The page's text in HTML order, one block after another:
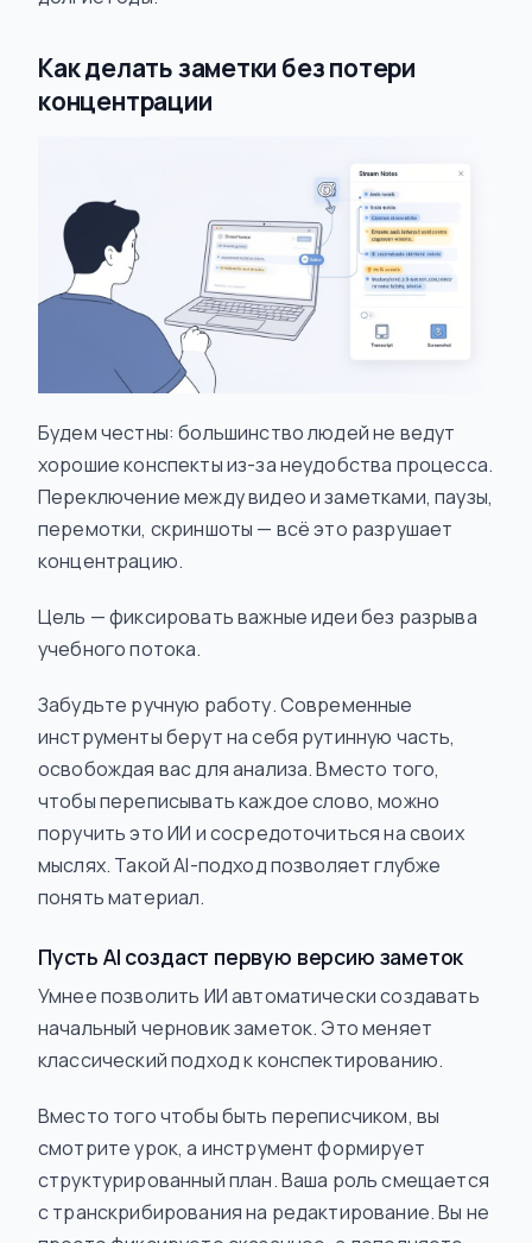
Как делать заметки без потери
концентрации
Будем честны: большинство людей не ведут
хорошие конспекты из-за неудобства процесса.
Переключение между видео и заметками, паузы,
перемотки, скриншоты — всё это разрушает
концентрацию.
Цель — фиксировать важные идеи без разрыва
учебного потока.
Забудьте ручную работу. Современные
инструменты берут на себя рутинную часть,
освобождая вас для анализа. Вместо того,
чтобы переписывать каждое слово, можно
поручить это ИИ и сосредоточиться на своих
мыслях. Такой AI-подход позволяет глубже
понять материал.
Пусть AI создаст первую версию заметок
Умнее позволить ИИ автоматически создавать
начальный черновик заметок. Это меняет
классический подход к конспектированию.
Вместо того чтобы быть переписчиком, вы
смотрите урок, а инструмент формирует
структурированный план. Ваша роль смещается
с транскрибирования на редактирование. Вы не